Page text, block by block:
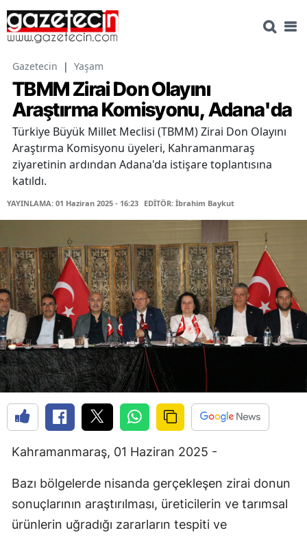
Gazetecin | Yaşam
TBMM Zirai Don Olayını
Araştırma Komisyonu, Adana'da
Türkiye Büyük Millet Meclisi (TBMM) Zirai Don Olayını
Araştırma Komisyonu üyeleri, Kahramanmaraş
ziyaretinin ardından Adana'da istişare toplantısına
katıldı.
YAYINLAMA: 01 Haziran 2025 - 16:23 EDİTÖR: İbrahim Baykut
Kahramanmaraş, 01 Haziran 2025 -
Bazı bölgelerde nisanda gerçekleşen zirai donun
sonuçlarının araştırılması, üreticilerin ve tarımsal
ürünlerin uğradığı zararların tespiti ve